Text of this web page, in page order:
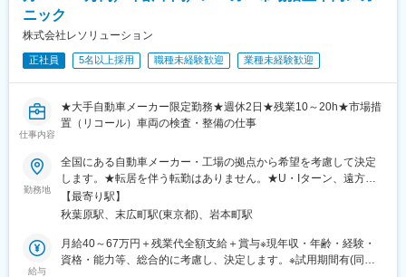
ニック
株式会社レソリューション
正社員 5名以上採用 職種未経験歓迎 業種未経験歓迎
仕事内容
★大手自動車メーカー限定勤務★週休2日★残業10～20h★市場措
置（リコール）車両の検査・整備の仕事
勤務地
全国にある自動車メーカー・工場の拠点から希望を考慮して決定
します。★転居を伴う転勤はありません。★U・Iターン、遠方か
らのご応募も歓迎！引越など赴任に伴う費用、家賃は全額負担し
ます（会社規定による）。★請負先やお客様先での勤務。【北海
東】東京、神奈川、埼玉、千葉、茨城、栃木、群馬、山梨【東
海・北信越】愛知、岐阜、静岡、三重、新潟、長野、富山、石
【最寄り駅】
秋葉原駅、末広町駅(東京都)、岩本町駅
給与
月給40～67万円＋残業代全額支給＋賞与※現年収・年齢・経験・
資格・能力等、総合的に考慮し、決定します。※試用期間有(同待